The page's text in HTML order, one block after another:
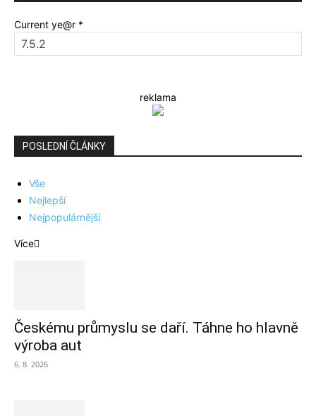
Current ye@r *
reklama
POSLEDNÍ ČLÁNKY
Vše
Nejlepší
Nejpopulárnější
Více
Českému průmyslu se daří. Táhne ho hlavně
výroba aut
6. 8. 2026